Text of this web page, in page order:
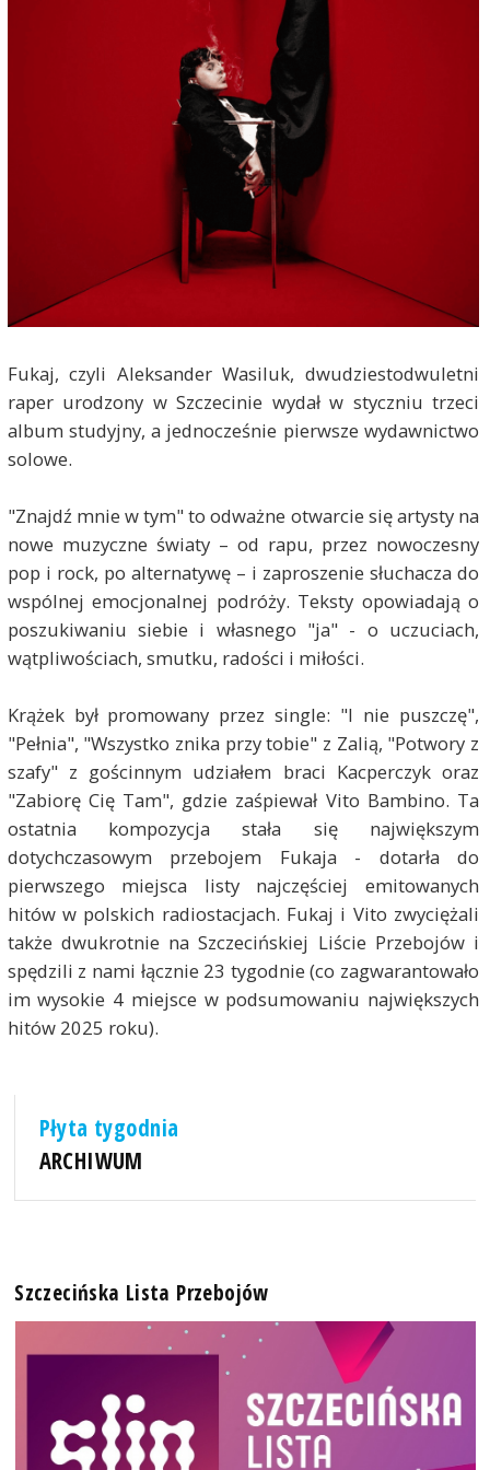
Fukaj, czyli Aleksander Wasiluk, dwudziestodwuletni
raper urodzony w Szczecinie wydał w styczniu trzeci
album studyjny, a jednocześnie pierwsze wydawnictwo
solowe.
"Znajdź mnie w tym" to odważne otwarcie się artysty na
nowe muzyczne światy – od rapu, przez nowoczesny
pop i rock, po alternatywę – i zaproszenie słuchacza do
wspólnej emocjonalnej podróży. Teksty opowiadają o
poszukiwaniu siebie i własnego "ja" - o uczuciach,
wątpliwościach, smutku, radości i miłości.
Krążek był promowany przez single: "I nie puszczę",
"Pełnia", "Wszystko znika przy tobie" z Zalią, "Potwory z
szafy" z gościnnym udziałem braci Kacperczyk oraz
"Zabiorę Cię Tam", gdzie zaśpiewał Vito Bambino. Ta
ostatnia kompozycja stała się największym
dotychczasowym przebojem Fukaja - dotarła do
pierwszego miejsca listy najczęściej emitowanych
hitów w polskich radiostacjach. Fukaj i Vito zwyciężali
także dwukrotnie na Szczecińskiej Liście Przebojów i
spędzili z nami łącznie 23 tygodnie (co zagwarantowało
im wysokie 4 miejsce w podsumowaniu największych
hitów 2025 roku).
Płyta tygodnia
ARCHIWUM
Szczecińska Lista Przebojów